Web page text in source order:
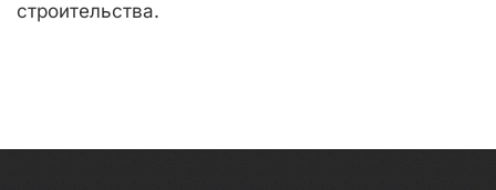
строительства.